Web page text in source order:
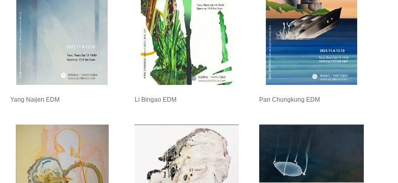
Yang Naijen EDM Li Bingao EDM Pan Chungkung EDM